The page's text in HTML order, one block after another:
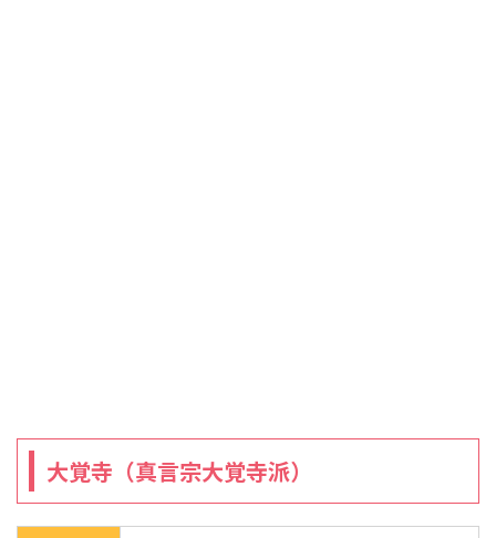
大覚寺（真言宗大覚寺派）